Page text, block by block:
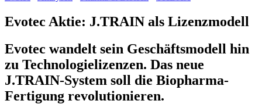
Evotec Aktie: J.TRAIN als Lizenzmodell
Evotec wandelt sein Geschäftsmodell hin
zu Technologielizenzen. Das neue
J.TRAIN-System soll die Biopharma-
Fertigung revolutionieren.